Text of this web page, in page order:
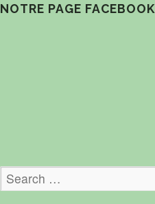
NOTRE PAGE FACEBOOK